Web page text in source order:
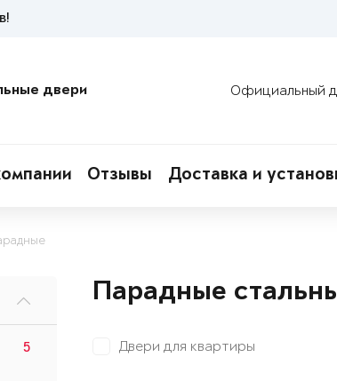
двери Официальный
Отзывы Доставка и
5
Парадные
Двери для квартиры